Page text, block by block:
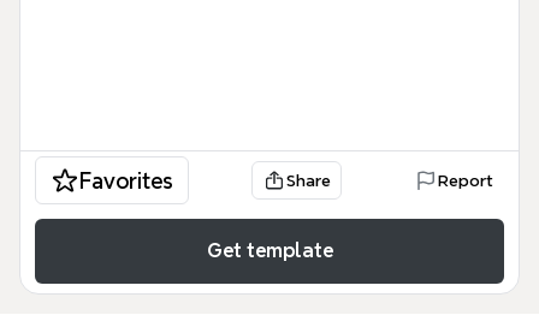
Favorites Share Report
Get template